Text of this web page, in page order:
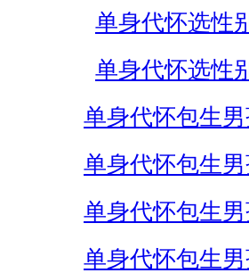
单身代怀选性
单身代怀选性
单身代怀包生
单身代怀包生
单身代怀包生
单身代怀包生